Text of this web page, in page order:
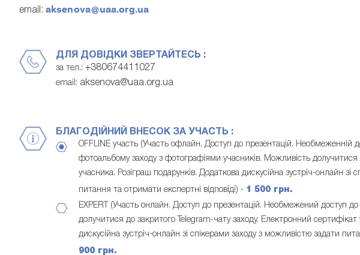
email: aksenova@uaa.org.ua
ДЛЯ ДОВІДКИ ЗВЕРТАЙТЕСЬ :
за тел.: +380674411027
email: aksenova@uaa.org.ua
БЛАГОДІЙНИЙ ВНЕСОК ЗА УЧАСТЬ :
OFFLINE участь (Участь офлайн. Доступ до презентацій. Необмеженній
фотоальбому заходу з фотографіями учасників. Можливість долучитися
учасника. Розіграш подарунків. Додаткова дискусійна зустріч-онлайн зі
питання та отримати експертні відповіді) - 1 500 грн.
EXPERT (Участь онлайн. Доступ до презентацій. Необмежений доступ
долучитися до закритого Telegram-чату заходу. Електронний
дискусійна зустріч-онлайн зі спікерами заходу з можливістю задати
900 грн.